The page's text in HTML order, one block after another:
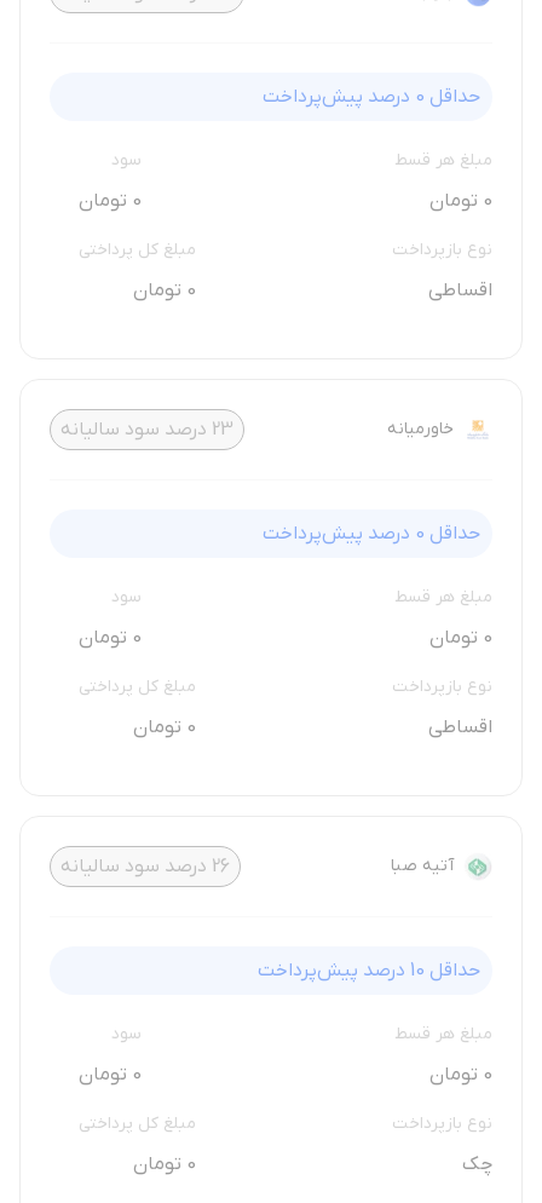
حداقل 0 درصد پیش‌پرداخت
مبلغ هر قسط
0 تومان
سود
0 تومان
نوع بازپرداخت
اقساطی
مبلغ کل پرداختی
0 تومان
خاورمیانه 23 درصد سود سالیانه
حداقل 0 درصد پیش‌پرداخت
مبلغ هر قسط
0 تومان
سود
0 تومان
نوع بازپرداخت
اقساطی
مبلغ کل پرداختی
0 تومان
آتیه صبا 26 درصد سود سالیانه
حداقل 10 درصد پیش‌پرداخت
مبلغ هر قسط
0 تومان
سود
0 تومان
نوع بازپرداخت
چک
مبلغ کل پرداختی
0 تومان